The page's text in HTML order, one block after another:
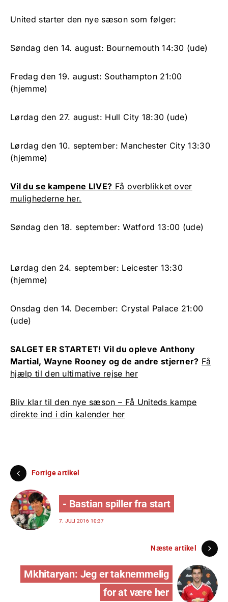
United starter den nye sæson som følger:
Søndag den 14. august: Bournemouth 14:30 (ude)
Fredag den 19. august: Southampton 21:00
(hjemme)
Lørdag den 27. august: Hull City 18:30 (ude)
Lørdag den 10. september: Manchester City 13:30
(hjemme)
Vil du se kampene LIVE? Få overblikket over
mulighederne her.
Søndag den 18. september: Watford 13:00 (ude)
Lørdag den 24. september: Leicester 13:30
(hjemme)
Onsdag den 14. December: Crystal Palace 21:00
(ude)
SALGET ER STARTET! Vil du opleve Anthony
Martial, Wayne Rooney og de andre stjerner? Få
hjælp til den ultimative rejse her
Bliv klar til den nye sæson – Få Uniteds kampe
direkte ind i din kalender her
Forrige artikel
- Bastian spiller fra start
7. JULI 2016 10:37
Næste artikel
Mkhitaryan: Jeg er taknemmelig
for at være her